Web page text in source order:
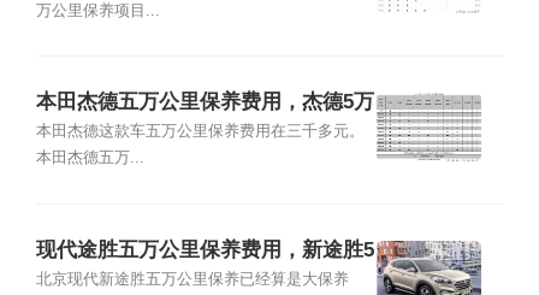
万公里保养项目...
本田杰德五万公里保养费用，杰德5万
公里保养项目
本田杰德这款车五万公里保养费用在三千多元。
本田杰德五万...
现代途胜五万公里保养费用，新途胜5
万公里保养项目
北京现代新途胜五万公里保养已经算是大保养